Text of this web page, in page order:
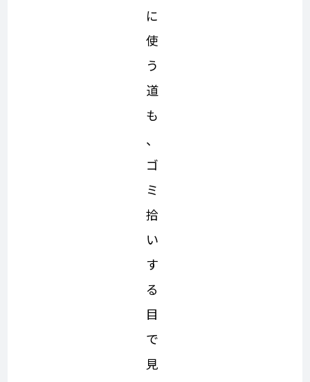
に
使
う
道
も
、
ゴ
ミ
拾
い
す
る
目
で
見